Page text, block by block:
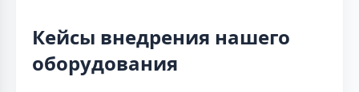
Кейсы внедрения нашего
оборудования